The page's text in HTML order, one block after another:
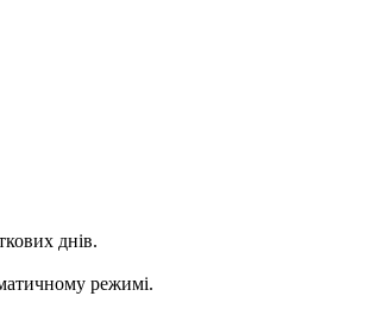
днів.
режимі.